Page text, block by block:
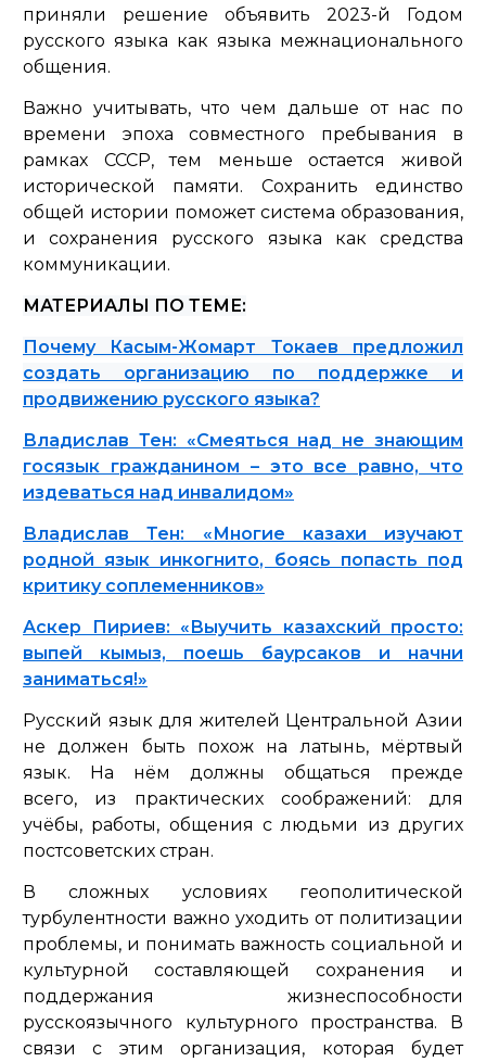
приняли решение объявить 2023-й Годом
русского языка как языка межнационального
общения.
Важно учитывать, что чем дальше от нас по
времени эпоха совместного пребывания в
рамках СССР, тем меньше остается живой
исторической памяти. Сохранить единство
общей истории поможет система образования,
и сохранения русского языка как средства
коммуникации.
МАТЕРИАЛЫ ПО ТЕМЕ:
Почему Касым-Жомарт Токаев предложил
создать организацию по поддержке и
продвижению русского языка?
Владислав Тен: «Смеяться над не знающим
госязык гражданином – это все равно, что
издеваться над инвалидом»
Владислав Тен: «Многие казахи изучают
родной язык инкогнито, боясь попасть под
критику соплеменников»
Аскер Пириев: «Выучить казахский просто:
выпей кымыз, поешь баурсаков и начни
заниматься!»
Русский язык для жителей Центральной Азии
не должен быть похож на латынь, мёртвый
язык. На нём должны общаться прежде
всего, из практических соображений: для
учёбы, работы, общения с людьми из других
постсоветских стран.
В сложных условиях геополитической
турбулентности важно уходить от политизации
проблемы, и понимать важность социальной и
культурной составляющей сохранения и
поддержания жизнеспособности
русскоязычного культурного пространства. В
связи с этим организация, которая будет